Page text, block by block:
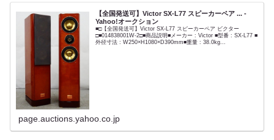
【全国発送可】Victor SX-L77 スピーカーペア ... -
Yahoo!オークション
■□【全国発送可】Victor SX-L77 スピーカーペア ビクター
□■014838001W-2□■商品説明■メーカー : Victor ■型番 : SX-L77 ■
外径寸法 : W250×H1080×D390mm■重量 : 38.0kg...
page.auctions.yahoo.co.jp